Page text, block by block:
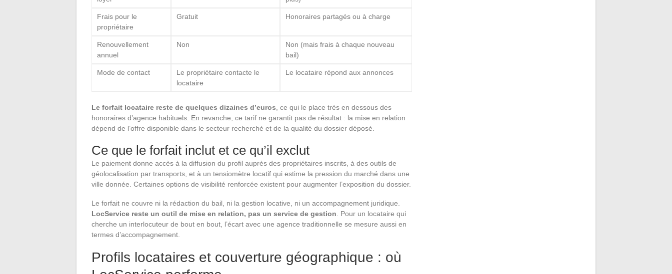
Frais pour le
propriétaire
Gratuit Honoraires partagés ou à charge
Renouvellement
annuel
Non
Non (mais frais à chaque nouveau
bail)
Mode de contact
Le propriétaire contacte le
locataire
Le locataire répond aux annonces
Le forfait locataire reste de quelques dizaines d’euros , ce qui le place très en dessous des
honoraires d’agence habituels. En revanche, ce tarif ne garantit pas de résultat : la mise en relation
dépend de l’offre disponible dans le secteur recherché et de la qualité du dossier déposé.
Ce que le forfait inclut et ce qu’il exclut
Le paiement donne accès à la diffusion du profil auprès des propriétaires inscrits, à des outils de
géolocalisation par transports, et à un tensiomètre locatif qui estime la pression du marché dans une
ville donnée. Certaines options de visibilité renforcée existent pour augmenter l’exposition du dossier.
Le forfait ne couvre ni la rédaction du bail, ni la gestion locative, ni un accompagnement juridique.
LocService reste un outil de mise en relation, pas un service de gestion . Pour un locataire qui
cherche un interlocuteur de bout en bout, l’écart avec une agence traditionnelle se mesure aussi en
termes d’accompagnement.
Profils locataires et couverture géographique : où